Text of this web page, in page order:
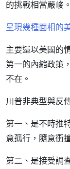
的挑戰相當嚴峻。
呈現幾種面相的
主要還以美國的
第一的內縮政策
不在。
川普非典型與反
第一、是不時推
意孤行，隨意衝
第二、是接受調